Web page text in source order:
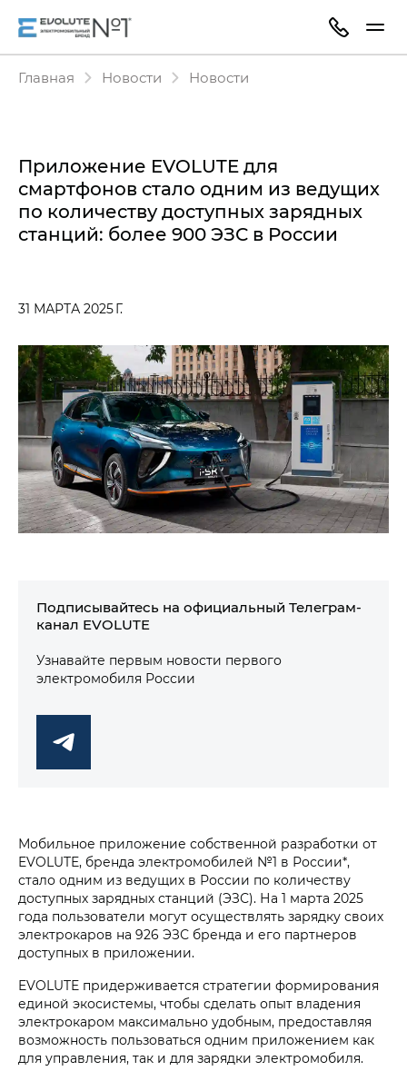
Главная Новости Новости
Приложение EVOLUTE для
смартфонов стало одним из ведущих
по количеству доступных зарядных
станций: более 900 ЭЗС в России
31 МАРТА 2025 Г.
Подписывайтесь на официальный Телеграм-
канал EVOLUTE
Узнавайте первым новости первого
электромобиля России
Мобильное приложение собственной разработки от
EVOLUTE, бренда электромобилей №1 в России*,
стало одним из ведущих в России по количеству
доступных зарядных станций (ЭЗС). На 1 марта 2025
года пользователи могут осуществлять зарядку своих
электрокаров на 926 ЭЗС бренда и его партнеров
доступных в приложении.
EVOLUTE придерживается стратегии формирования
единой экосистемы, чтобы сделать опыт владения
электрокаром максимально удобным, предоставляя
возможность пользоваться одним приложением как
для управления, так и для зарядки электромобиля.